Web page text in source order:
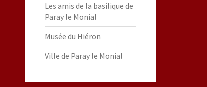
Les amis de la basilique de
Paray le Monial
Musée du Hiéron
Ville de Paray le Monial